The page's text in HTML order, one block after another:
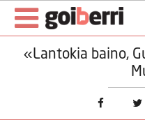
«Lantokia baino,